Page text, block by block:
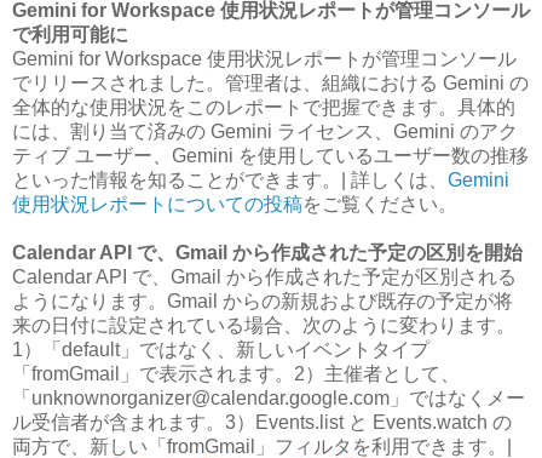
Gemini for Workspace 使用状況レポートが管理コンソール
で利用可能に
Gemini for Workspace 使用状況レポートが管理コンソール
でリリースされました。管理者は、組織における Gemini の
全体的な使用状況をこのレポートで把握できます。具体的
には、割り当て済みの Gemini ライセンス、Gemini のアク
ティブ ユーザー、Gemini を使用しているユーザー数の推移
といった情報を知ることができます。| 詳しくは、 Gemini
使用状況レポートについての投稿をご覧ください。
Calendar API で、Gmail から作成された予定の区別を開始
Calendar API で、Gmail から作成された予定が区別される
ようになります。Gmail からの新規および既存の予定が将
来の日付に設定されている場合、次のように変わります。
1）「default」ではなく、新しいイベントタイプ
「fromGmail」で表示されます。2）主催者として、
「unknownorganizer@calendar.google.com」ではなくメー
ル受信者が含まれます。3）Events.list と Events.watch の
両方で、新しい「fromGmail」フィルタを利用できます。|